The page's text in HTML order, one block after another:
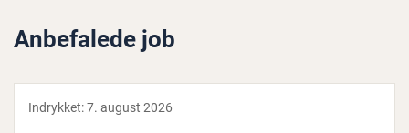
Anbefalede job
Indrykket:7. august 2026